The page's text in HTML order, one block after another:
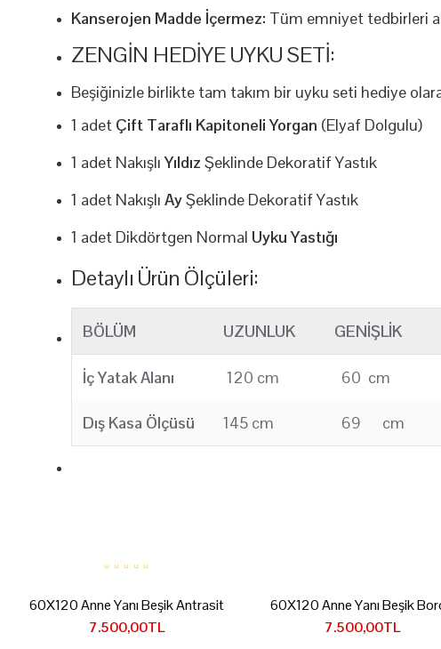
Kanserojen Madde İçermez: Tüm emniyet tedbirleri
ZENGIN HEDIYE UYKU SETI:
Beşiğinizle birlikte tam takım bir uyku seti hediye
1 adet Çift Taraflı Kapitoneli Yorgan (Elyaf Dolgulu)
1 adet NakışlıYıldız Şeklinde Dekoratif Yastık
1 adet Nakışlı AyŞeklinde Dekoratif Yastık
1 adet Dikdörtgen Normal Uyku Yastığı
Detaylı Ürün Ölçüleri:
BÖLÜM UZUNLUK GENIŞLIK
İç Yatak Alanı 120 cm 60 cm
Dış Kasa Ölçüsü 145 cm 69 cm
60X120 Anne Yanı Beşik Antrasit
7.500,00TL
60X120 Anne Yanı Beşik
7.500,00TL